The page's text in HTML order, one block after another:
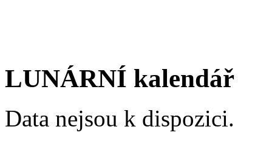
LUNÁRNÍ kalendář
Data nejsou k dispozici.